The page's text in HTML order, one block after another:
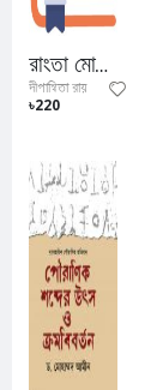
রাংতা মোড়া অভিশাপ
দীপান্বিতা রায়
৳220